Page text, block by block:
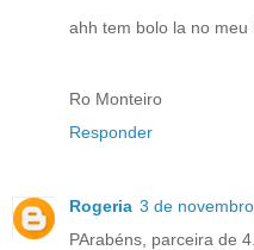
ahh tem bolo la no meu
Ro Monteiro
Responder
Rogeria 3 de
PArabéns, parceira de